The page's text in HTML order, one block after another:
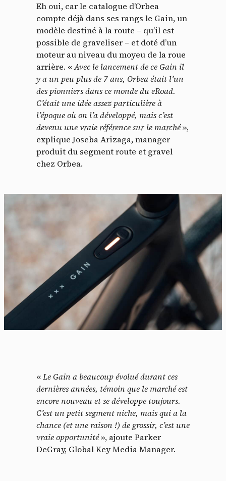
Eh oui, car le catalogue d’Orbea
compte déjà dans ses rangs le Gain, un
modèle destiné à la route – qu’il est
possible de graveliser – et doté d’un
moteur au niveau du moyeu de la roue
arrière. «Avec le lancement de ce Gain il
y a un peu plus de 7 ans, Orbea était l’un
des pionniers dans ce monde du eRoad.
C’était une idée assez particulière à
l’époque où on l’a développé, mais c’est
devenu une vraie référence sur le marché»,
explique Joseba Arizaga, manager
produit du segment route et gravel
chez Orbea.
«Le Gain a beaucoup évolué durant ces
dernières années, témoin que le marché est
encore nouveau et se développe toujours.
C’est un petit segment niche, mais qui a la
chance (et une raison !) de grossir, c’est une
vraie opportunité», ajoute Parker
DeGray, Global Key Media Manager.